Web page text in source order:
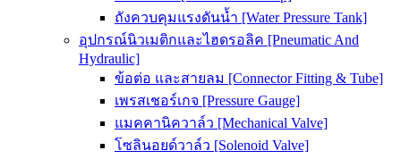
ถังควบคุมแรงดันน้ำ [Water Pressure Tank]
อุปกรณ์นิวเมติกและไฮดรอลิค [Pneumatic And
Hydraulic]
ข้อต่อ และสายลม [Connector Fitting & Tube]
เพรสเชอร์เกจ [Pressure Gauge]
แมคคานิควาล์ว [Mechanical Valve]
โซลินอยด์วาล์ว [Solenoid Valve]